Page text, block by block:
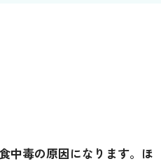
中毒の原因になります。ほ